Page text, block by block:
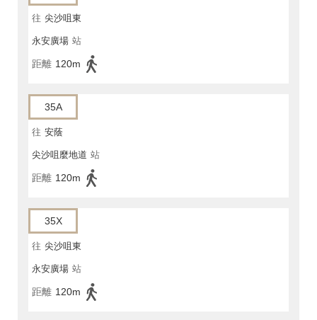
往 尖沙咀東
永安廣場 站
距離 120m
35A
往 安蔭
尖沙咀麼地道 站
距離 120m
35X
往 尖沙咀東
永安廣場 站
距離 120m